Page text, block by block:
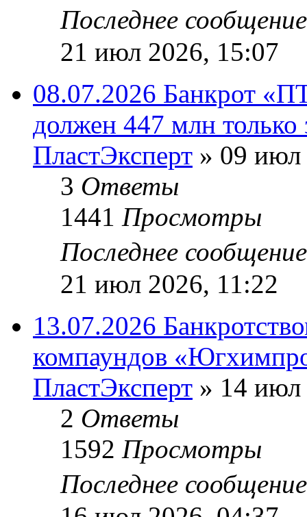
Последнее
21 июл 2026, 15:07
08.07.2026 Банкрот
должен 447 млн только
ПластЭксперт » 09 июл
3 Ответы
1441 Просмотры
Последнее
21 июл 2026, 11:22
13.07.2026
компаундов
ПластЭксперт » 14 июл
2 Ответы
1592 Просмотры
Последнее